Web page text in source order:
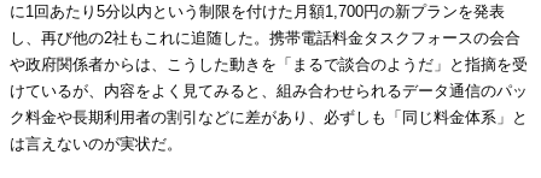
に1回あたり5分以内という制限を付けた月額1,700円の新プランを発表
し、再び他の2社もこれに追随した。携帯電話料金タスクフォースの会合
や政府関係者からは、こうした動きを「まるで談合のようだ」と指摘を受
けているが、内容をよく見てみると、組み合わせられるデータ通信のパッ
ク料金や長期利用者の割引などに差があり、必ずしも「同じ料金体系」と
は言えないのが実状だ。